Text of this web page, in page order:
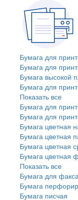
Бумага для
Бумага для
Бумага высокой
Бумага для
Показать все
Бумага для
Бумага для
Бумага цветная
Бумага цветная
Бумага цветная
Бумага цветная
Показать все
Бумага для факса
Бумага
Бумага писчая